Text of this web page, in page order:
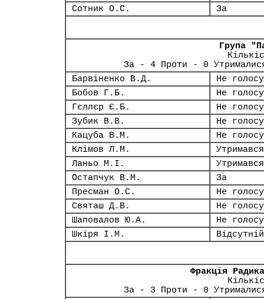
Сотник О.С.
За
Група
За - 4 Проти - 0
Барвіненко В.Д.
Не
Бобов Г.Б.
Не
Гєллєр Є.Б.
Не
Зубик В.В.
Не
Кацуба В.М.
Не
Клімов Л.М.
Утримався
Ланьо М.І.
Утримався
Остапчук В.М.
За
Пресман О.С.
Не
Святаш Д.В.
Не
Шаповалов Ю.А.
Не
Шкіря І.М.
Відсутній
Фракція
За - 3 Проти - 0